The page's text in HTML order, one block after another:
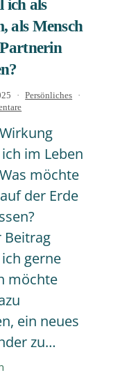
ich als
als Mensch
im Leben
möchte
der Erde
Beitrag
gerne
möchte
ein neues
zu…
Kategorisiert
Persönliches
zu
will
als
als
Mensch
und
als
Partnerin
bewirken?